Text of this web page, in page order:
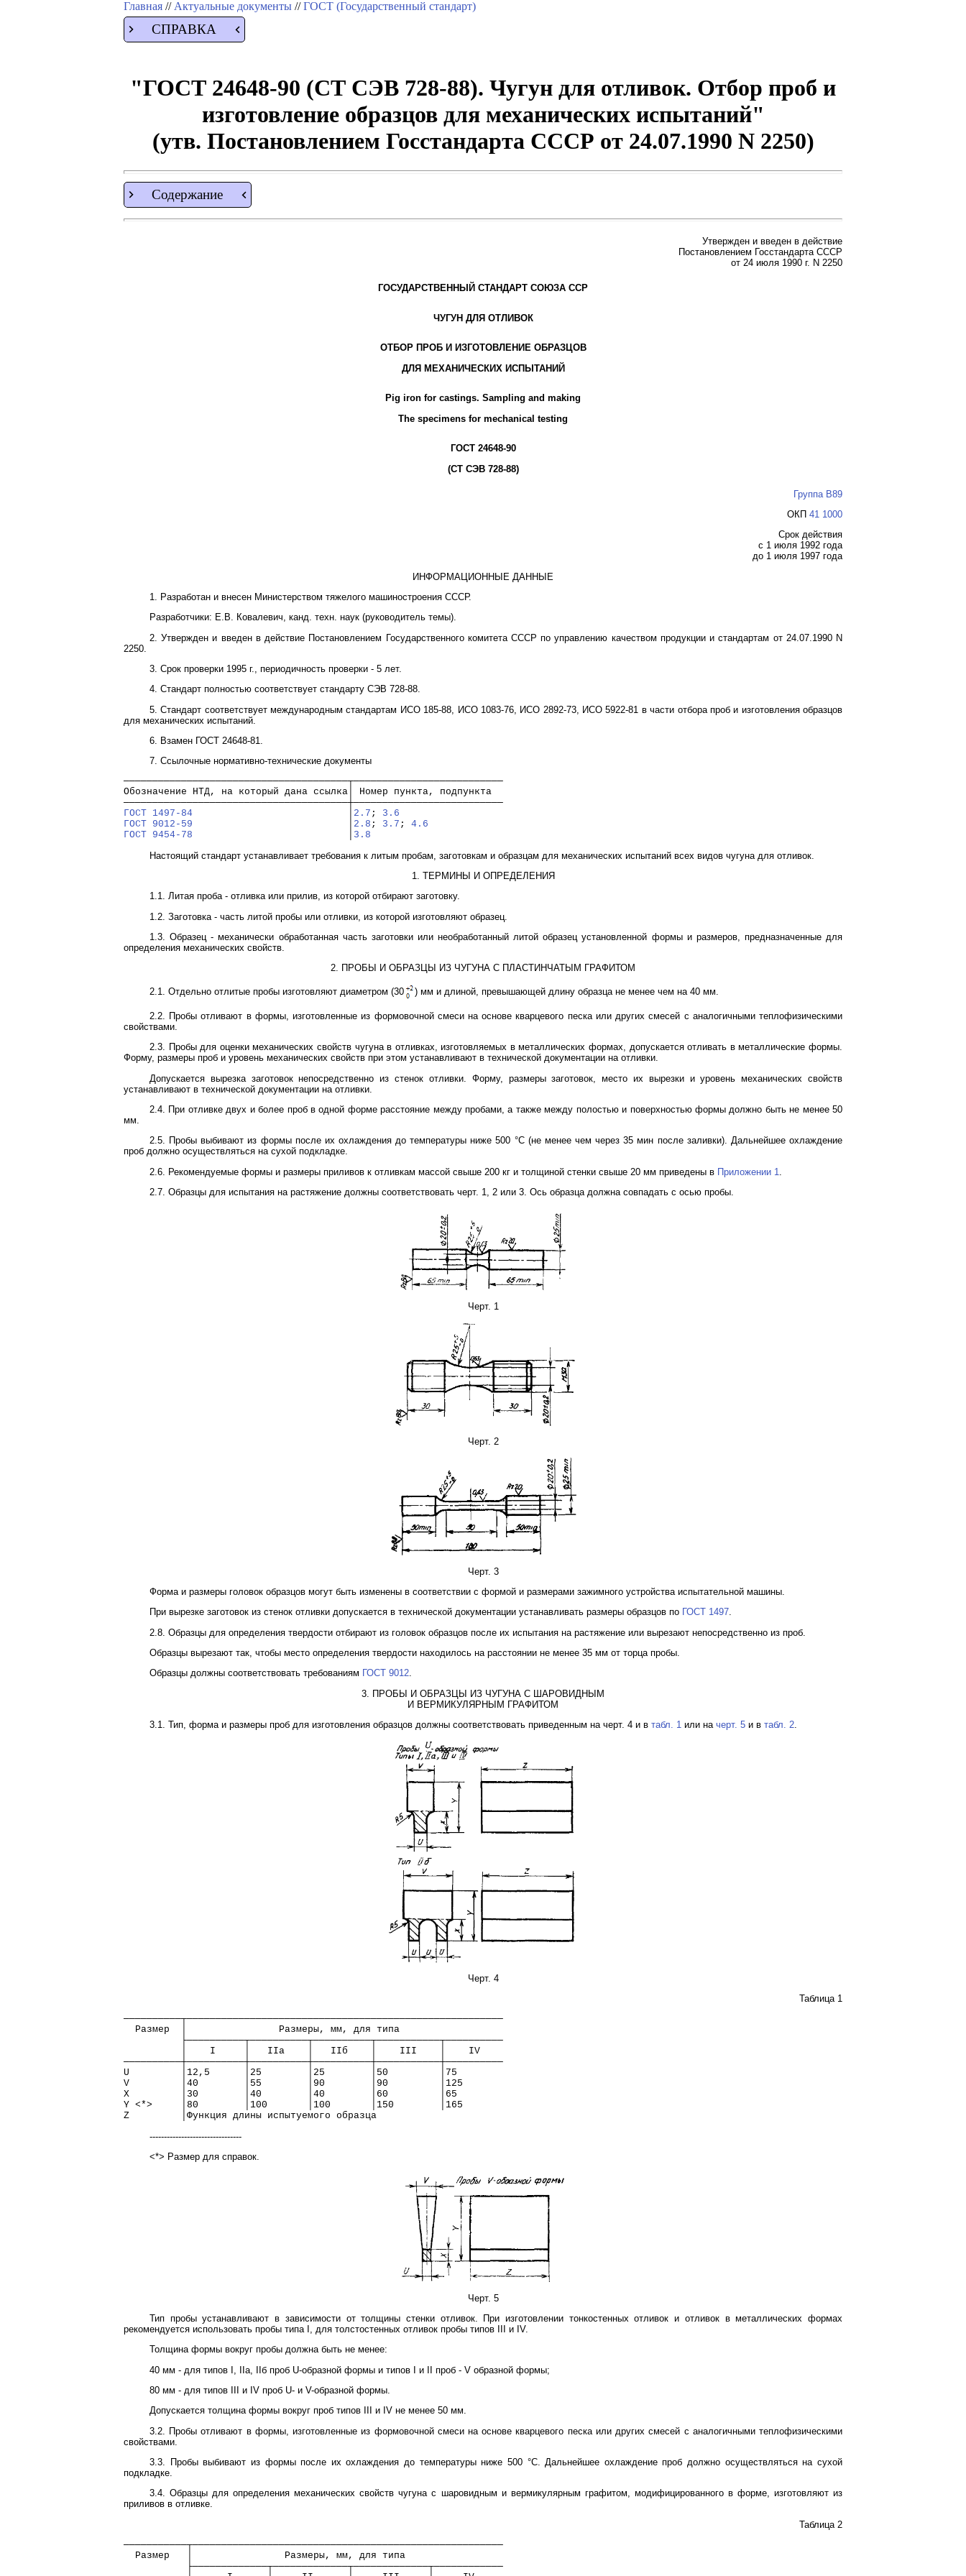
Главная // Актуальные документы //ГОСТ (Государственный стандарт)
СПРАВКА
"ГОСТ 24648-90 (СТ СЭВ 728-88). Чугун для отливок. Отбор проб и
изготовление образцов для механических испытаний"
(утв. Постановлением Госстандарта СССР от 24.07.1990 N 2250)
Содержание
Утвержден и введен в действие
Постановлением Госстандарта СССР
от 24 июля 1990 г. N 2250
ГОСУДАРСТВЕННЫЙ СТАНДАРТ СОЮЗА ССР
ЧУГУН ДЛЯ ОТЛИВОК
ОТБОР ПРОБ И ИЗГОТОВЛЕНИЕ ОБРАЗЦОВ
ДЛЯ МЕХАНИЧЕСКИХ ИСПЫТАНИЙ
Pig iron for castings. Sampling and making
The specimens for mechanical testing
ГОСТ 24648-90
(СТ СЭВ 728-88)
Группа В89
ОКП 41 1000
Срок действия
с 1 июля 1992 года
до 1 июля 1997 года
ИНФОРМАЦИОННЫЕ ДАННЫЕ
1. Разработан и внесен Министерством тяжелого машиностроения СССР.
Разработчики: Е.В. Ковалевич, канд. техн. наук (руководитель темы).
2. Утвержден и введен в действие Постановлением Государственного комитета СССР по управлению качеством продукции и стандартам от 24.07.1990 N
2250.
3. Срок проверки 1995 г., периодичность проверки - 5 лет.
4. Стандарт полностью соответствует стандарту СЭВ 728-88.
5. Стандарт соответствует международным стандартам ИСО 185-88, ИСО 1083-76, ИСО 2892-73, ИСО 5922-81 в части отбора проб и изготовления образцов
для механических испытаний.
6. Взамен ГОСТ 24648-81.
7. Ссылочные нормативно-технические документы
───────────────────────────────────────┬──────────────────────────
Обозначение НТД, на который дана ссылка│ Номер пункта, подпункта
───────────────────────────────────────┼──────────────────────────
ГОСТ 1497-84
2.7 ; 3.6
ГОСТ 9012-59
2.8 ; 3.7 ; 4.6
ГОСТ 9454-78
3.8
Настоящий стандарт устанавливает требования к литым пробам, заготовкам и образцам для механических испытаний всех видов чугуна для отливок.
1. ТЕРМИНЫ И ОПРЕДЕЛЕНИЯ
1.1. Литая проба - отливка или прилив, из которой отбирают заготовку.
1.2. Заготовка - часть литой пробы или отливки, из которой изготовляют образец.
1.3. Образец - механически обработанная часть заготовки или необработанный литой образец установленной формы и размеров, предназначенные для
определения механических свойств.
2. ПРОБЫ И ОБРАЗЦЫ ИЗ ЧУГУНА С ПЛАСТИНЧАТЫМ ГРАФИТОМ
2.1. Отдельно отлитые пробы изготовляют диаметром (30 ) мм и длиной, превышающей длину образца не менее чем на 40 мм.
2.2. Пробы отливают в формы, изготовленные из формовочной смеси на основе кварцевого песка или других смесей с аналогичными теплофизическими
свойствами.
2.3. Пробы для оценки механических свойств чугуна в отливках, изготовляемых в металлических формах, допускается отливать в металлические формы.
Форму, размеры проб и уровень механических свойств при этом устанавливают в технической документации на отливки.
Допускается вырезка заготовок непосредственно из стенок отливки. Форму, размеры заготовок, место их вырезки и уровень механических свойств
устанавливают в технической документации на отливки.
2.4. При отливке двух и более проб в одной форме расстояние между пробами, а также между полостью и поверхностью формы должно быть не менее 50
мм.
2.5. Пробы выбивают из формы после их охлаждения до температуры ниже 500 °С (не менее чем через 35 мин после заливки). Дальнейшее охлаждение
проб должно осуществляться на сухой подкладке.
2.6. Рекомендуемые формы и размеры приливов к отливкам массой свыше 200 кг и толщиной стенки свыше 20 мм приведены в Приложении 1
2.7. Образцы для испытания на растяжение должны соответствовать черт. 1, 2 или 3. Ось образца должна совпадать с осью пробы.
Черт. 1
Черт. 2
Черт. 3
Форма и размеры головок образцов могут быть изменены в соответствии с формой и размерами зажимного устройства испытательной машины.
При вырезке заготовок из стенок отливки допускается в технической документации устанавливать размеры образцов по ГОСТ 1497.
2.8. Образцы для определения твердости отбирают из головок образцов после их испытания на растяжение или вырезают непосредственно из проб.
Образцы вырезают так, чтобы место определения твердости находилось на расстоянии не менее 35 мм от торца пробы.
Образцы должны соответствовать требованиям ГОСТ 9012.
3. ПРОБЫ И ОБРАЗЦЫ ИЗ ЧУГУНА С ШАРОВИДНЫМ
И ВЕРМИКУЛЯРНЫМ ГРАФИТОМ
3.1. Тип, форма и размеры проб для изготовления образцов должны соответствовать приведенным на черт. 4 и в табл. 1 или на черт. 5 и в табл. 2
Черт. 4
Таблица 1
──────────┬───────────────────────────────────────────────────────
  Размер  │                Размеры, мм, для типа
          ├──────────┬──────────┬──────────┬───────────┬──────────
          │    I     │   IIа    │   IIб    │    III    │    IV
──────────┼──────────┼──────────┼──────────┼───────────┼──────────
U         │12,5      │25        │25        │50         │75
V         │40        │55        │90        │90         │125
Х         │30        │40        │40        │60         │65
Y <*>     │80        │100       │100       │150        │165
Z         │Функция длины испытуемого образца
--------------------------------
<*> Размер для справок.
Черт. 5
Тип пробы устанавливают в зависимости от толщины стенки отливок. При изготовлении тонкостенных отливок и отливок в металлических формах
рекомендуется использовать пробы типа I, для толстостенных отливок пробы типов III и IV.
Толщина формы вокруг пробы должна быть не менее:
40 мм - для типов I, IIа, IIб проб U-образной формы и типов I и II проб - V образной формы;
80 мм - для типов III и IV проб U- и V-образной формы.
Допускается толщина формы вокруг проб типов III и IV не менее 50 мм.
3.2. Пробы отливают в формы, изготовленные из формовочной смеси на основе кварцевого песка или других смесей с аналогичными теплофизическими
свойствами.
3.3. Пробы выбивают из формы после их охлаждения до температуры ниже 500 °С. Дальнейшее охлаждение проб должно осуществляться на сухой
подкладке.
3.4. Образцы для определения механических свойств чугуна с шаровидным и вермикулярным графитом, модифицированного в форме, изготовляют из
приливов в отливке.
Таблица 2
───────────┬──────────────────────────────────────────────────────
  Размер   │                Размеры, мм, для типа
           ├─────────────┬─────────────┬─────────────┬────────────